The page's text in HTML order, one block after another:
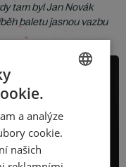
tam byl Jan Novák
baletu jasnou vazbu
ENGLISH
a analýze
cookie.
našich